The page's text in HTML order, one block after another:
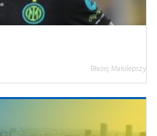
Błażej Małolepszy